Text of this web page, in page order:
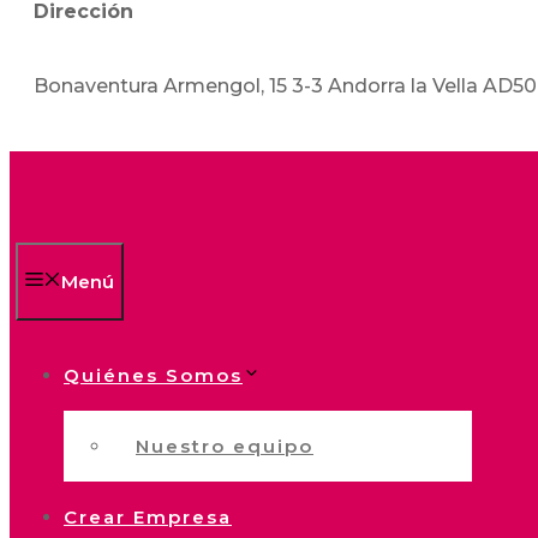
Dirección
Bonaventura Armengol, 15 3-3 Andorra la Vella
Menú
Quiénes Somos
Nuestro equipo
Crear Empresa